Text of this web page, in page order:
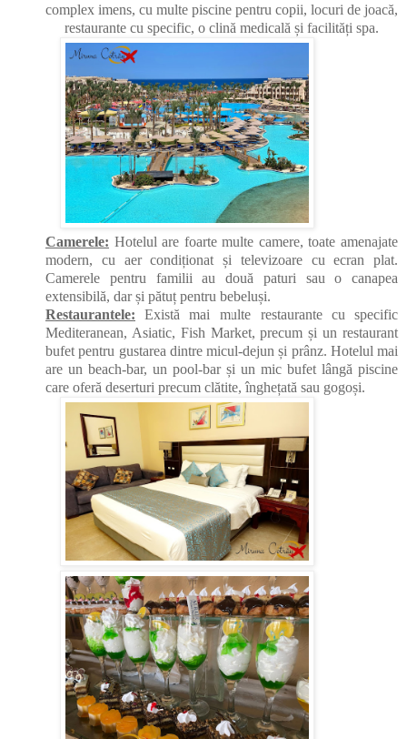
complex imens, cu multe piscine pentru copii, locuri de joacă,
restaurante cu specific, o clină medicală și facilități spa.
Camerele: Hotelul are foarte multe camere, toate amenajate
modern, cu aer condiționat și televizoare cu ecran plat.
Camerele pentru familii au două paturi sau o canapea
extensibilă, dar și pătuț pentru bebeluși.
Restaurantele: Există mai multe restaurante cu specific
Mediteranean, Asiatic, Fish Market, precum și un restaurant
bufet pentru gustarea dintre micul-dejun și prânz. Hotelul mai
are un beach-bar, un pool-bar și un mic bufet lângă piscine
care oferă deserturi precum clătite, înghețată sau gogoși.